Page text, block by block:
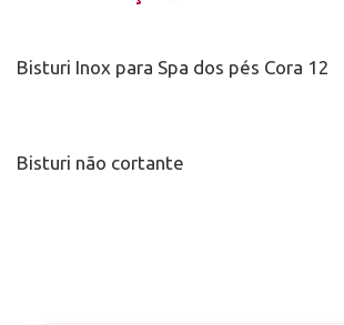
Bisturi Inox para Spa dos pés Cora 12
Bisturi não cortante